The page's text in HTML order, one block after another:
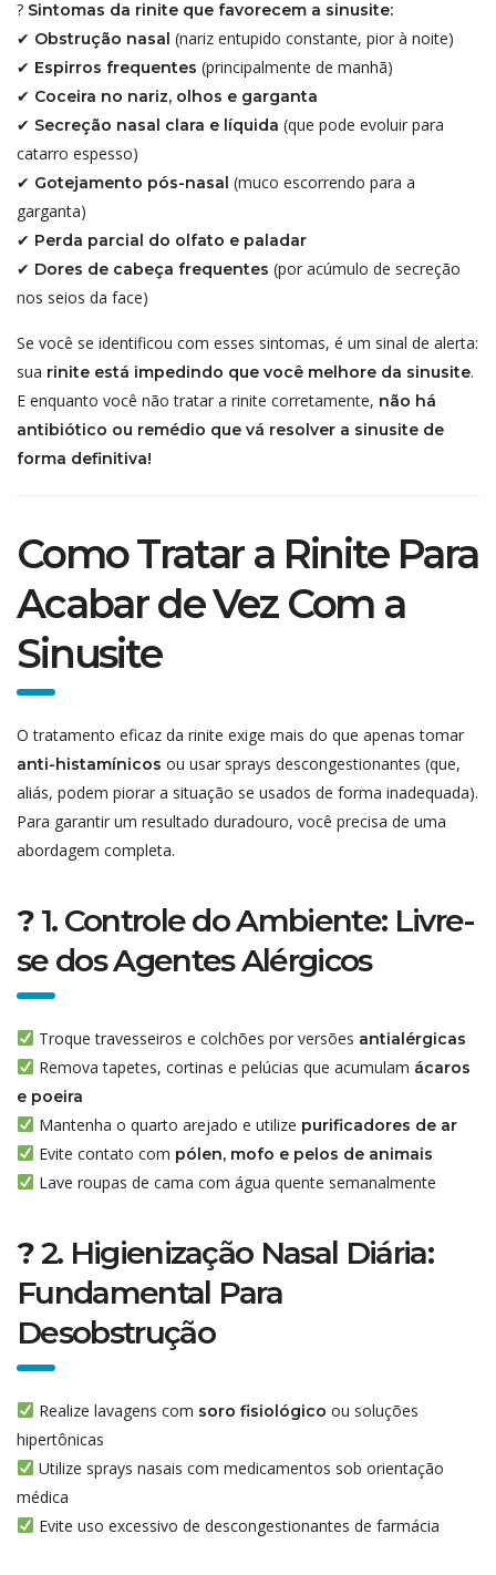
? Sintomas da rinite que favorecem a sinusite:
✔ Obstrução nasal (nariz entupido constante, pior à noite)
✔ Espirros frequentes (principalmente de manhã)
✔ Coceira no nariz, olhos e garganta
✔ Secreção nasal clara e líquida (que pode evoluir para
catarro espesso)
✔ Gotejamento pós-nasal (muco escorrendo para a
garganta)
✔ Perda parcial do olfato e paladar
✔ Dores de cabeça frequentes (por acúmulo de secreção
nos seios da face)
Se você se identificou com esses sintomas, é um sinal de alerta:
sua rinite está impedindo que você melhore da sinusite.
E enquanto você não tratar a rinite corretamente, não há
antibiótico ou remédio que vá resolver a sinusite de
forma definitiva!
Como Tratar a Rinite Para
Acabar de Vez Com a
Sinusite
O tratamento eficaz da rinite exige mais do que apenas tomar
anti-histamínicos ou usar sprays descongestionantes (que,
aliás, podem piorar a situação se usados de forma inadequada).
Para garantir um resultado duradouro, você precisa de uma
abordagem completa.
? 1. Controle do Ambiente: Livre-
se dos Agentes Alérgicos
Troque travesseiros e colchões por versões antialérgicas
Remova tapetes, cortinas e pelúcias que acumulam ácaros
e poeira
Mantenha o quarto arejado e utilize purificadores de ar
Evite contato com pólen, mofo e pelos de animais
Lave roupas de cama com água quente semanalmente
?2. Higienização Nasal Diária:
Fundamental Para
Desobstrução
Realize lavagens com soro fisiológico ou soluções
hipertônicas
Utilize sprays nasais com medicamentos sob orientação
médica
Evite uso excessivo de descongestionantes de farmácia